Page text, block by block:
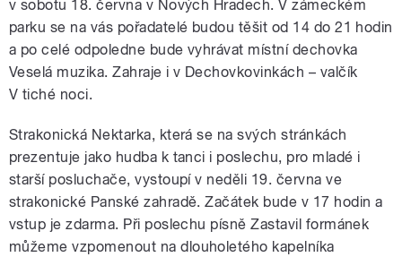
v sobotu 18. června v Nových Hradech. V zámeckém
parku se na vás pořadatelé budou těšit od 14 do 21 hodin
a po celé odpoledne bude vyhrávat místní dechovka
Veselá muzika. Zahraje i v Dechovkovinkách – valčík
V tiché noci.
Strakonická Nektarka, která se na svých stránkách
prezentuje jako hudba k tanci i poslechu, pro mladé i
starší posluchače, vystoupí v neděli 19. června ve
strakonické Panské zahradě. Začátek bude v 17 hodin a
vstup je zdarma. Při poslechu písně Zastavil formánek
můžeme vzpomenout na dlouholetého kapelníka